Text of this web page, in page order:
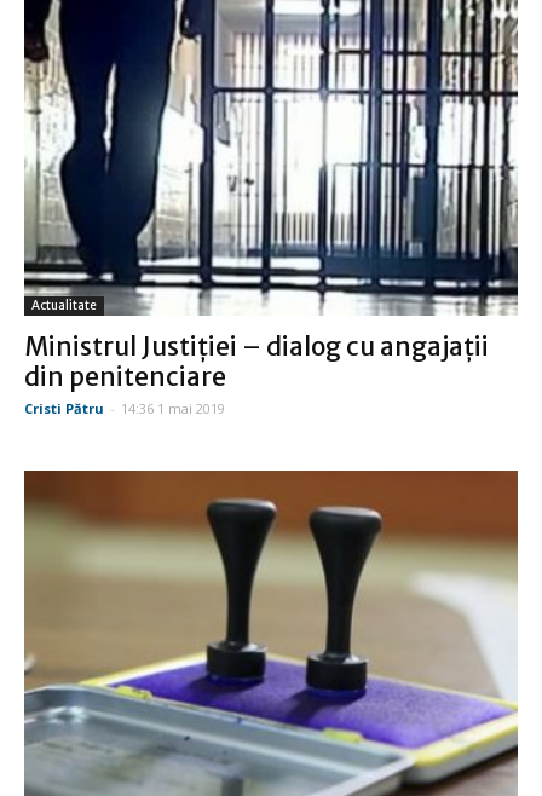
Actualitate
Ministrul Justiției – dialog cu angajații
din penitenciare
Cristi Pătru - 14:36 1 mai 2019